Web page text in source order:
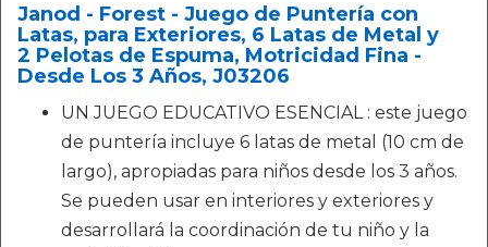
Janod - Forest - Juego de Puntería con
Latas, para Exteriores, 6 Latas de Metal y
2 Pelotas de Espuma, Motricidad Fina -
Desde Los 3 Años, J03206
UN JUEGO EDUCATIVO ESENCIAL : este juego
de puntería incluye 6 latas de metal (10 cm de
largo), apropiadas para niños desde los 3 años.
Se pueden usar en interiores y exteriores y
desarrollará la coordinación de tu niño y la